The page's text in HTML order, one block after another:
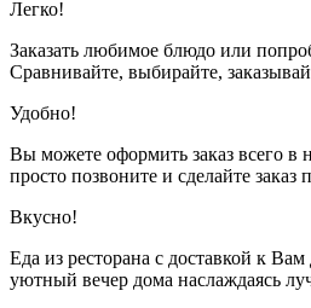
Легко!
Заказать любимое блюдо или
Сравнивайте, выбирайте,
Удобно!
Вы можете оформить заказ всего в
просто позвоните и сделайте заказ
Вкусно!
Еда из ресторана с доставкой к
уютный вечер дома наслаждаясь